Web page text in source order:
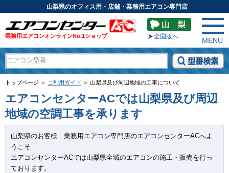
山梨県のオフィス用・店舗・業務用エアコン専門店
業務用エアコンオンラインNo.1ショップ 全国版へ
MENU
トップページ ＞ ご利用ガイド ＞ 山梨県及び周辺地域の工事について
エアコンセンターACでは山梨県及び周辺
地域の空調工事を承ります
山梨県のお客様 業務用エアコン専門店のエアコンセンターACへよ
うこそ
エアコンセンターACでは山梨県全域のエアコンの施工・販売を行っ
ております。